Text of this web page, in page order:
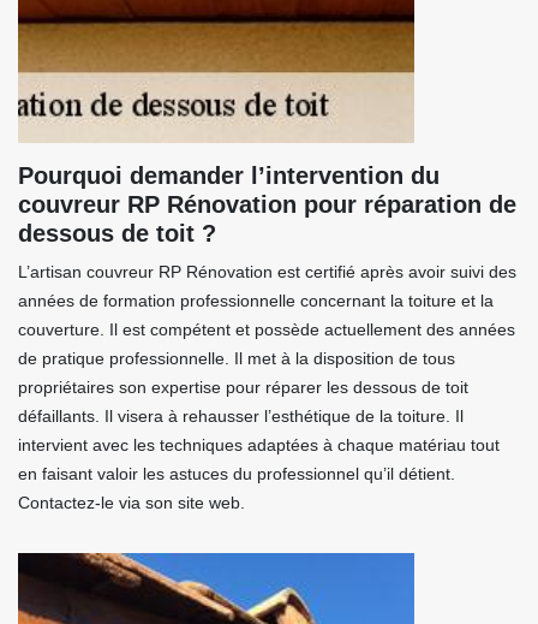
Pourquoi demander l’intervention du
couvreur RP Rénovation pour réparation de
dessous de toit ?
L’artisan couvreur RP Rénovation est certifié après avoir suivi des
années de formation professionnelle concernant la toiture et la
couverture. Il est compétent et possède actuellement des années
de pratique professionnelle. Il met à la disposition de tous
propriétaires son expertise pour réparer les dessous de toit
défaillants. Il visera à rehausser l’esthétique de la toiture. Il
intervient avec les techniques adaptées à chaque matériau tout
en faisant valoir les astuces du professionnel qu’il détient.
Contactez-le via son site web.